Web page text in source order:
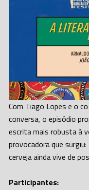
Com Tiago Lopes e o
conversa, o episódio
escrita mais robusta à
provocadora que
cerveja ainda vive de
Participantes: